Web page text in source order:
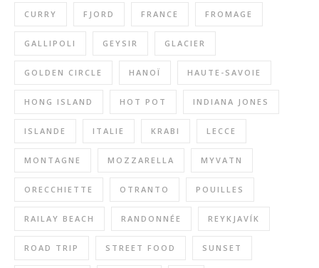
CURRY FJORD FRANCE FROMAGE
GALLIPOLI GEYSIR GLACIER
GOLDEN CIRCLE HANOÏ HAUTE-SAVOIE
HONG ISLAND HOT POT INDIANA JONES
ISLANDE ITALIE KRABI LECCE
MONTAGNE MOZZARELLA MYVATN
ORECCHIETTE OTRANTO POUILLES
RAILAY BEACH RANDONNÉE REYKJAVÍK
ROAD TRIP STREET FOOD SUNSET